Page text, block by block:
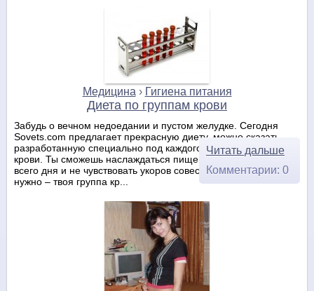
Медицина › Гигиена питания
Диета по группам крови
Забудь о вечном недоедании и пустом желудке. Сегодня
Sovets.com предлагает прекрасную диету, можно сказать
разработанную специально под каждого – диету по группам
крови. Ты сможешь наслаждаться пищей на протяжении
всего дня и не чувствовать укоров совести. Все, что для этого
нужно – твоя группа кр...
Читать дальше
Комментарии: 0